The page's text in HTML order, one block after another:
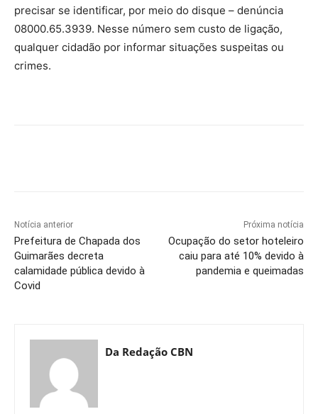
precisar se identificar, por meio do disque – denúncia
08000.65.3939. Nesse número sem custo de ligação,
qualquer cidadão por informar situações suspeitas ou
crimes.
Notícia anterior
Prefeitura de Chapada dos
Guimarães decreta
calamidade pública devido à
Covid
Próxima notícia
Ocupação do setor hoteleiro
caiu para até 10% devido à
pandemia e queimadas
Da Redação CBN